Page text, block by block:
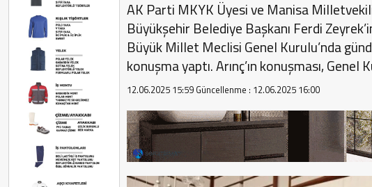
AK Parti MKYK Üyesi ve Manisa
Büyükşehir Belediye Başkanı Ferdi
Büyük Millet Meclisi Genel Kurulu’nda
konuşma yaptı. Arınç’ın konuşması, Genel
12.06.2025 15:59 Güncellenme : 12.06.2025 16:00